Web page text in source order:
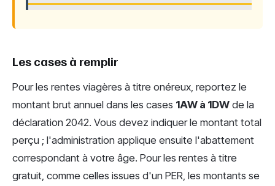
Les cases à remplir
Pour les rentes viagères à titre onéreux, reportez le
montant brut annuel dans les cases 1AW à 1DW de la
déclaration 2042. Vous devez indiquer le montant total
perçu ; l'administration applique ensuite l'abattement
correspondant à votre âge. Pour les rentes à titre
gratuit, comme celles issues d'un PER, les montants se